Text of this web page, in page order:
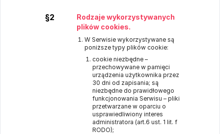
§2
Rodzaje wykorzystywanych
plików cookies.
W Serwisie wykorzystywane są
poniższe typy plików cookie:
cookie niezbędne –
przechowywane w pamięci
urządzenia użytkownika przez
30 dni od zapisania; są
niezbędne do prawidłowego
funkcjonowania Serwisu – pliki
przetwarzane w oparciu o
usprawiedliwiony interes
administratora (art.6 ust. 1 lit. f
RODO);